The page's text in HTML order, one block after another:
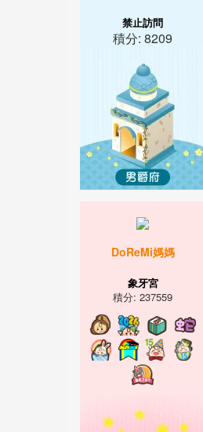
禁止訪問
積分: 8209
DoReMi媽媽
象牙宮
積分: 237559